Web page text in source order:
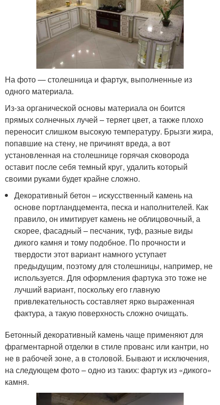
На фото — столешница и фартук, выполненные из
одного материала.
Из-за органической основы материала он боится
прямых солнечных лучей – теряет цвет, а также плохо
переносит слишком высокую температуру. Брызги жира,
попавшие на стену, не причинят вреда, а вот
установленная на столешнице горячая сковорода
оставит после себя темный круг, удалить который
своими руками будет крайне сложно.
Декоративный бетон – искусственный камень на
основе портландцемента, песка и наполнителей. Как
правило, он имитирует камень не облицовочный, а
скорее, фасадный – песчаник, туф, разные виды
дикого камня и тому подобное. По прочности и
твердости этот вариант намного уступает
предыдущим, поэтому для столешницы, например, не
используется. Для оформления фартука это тоже не
лучший вариант, поскольку его главную
привлекательность составляет ярко выраженная
фактура, а такую поверхность сложно очищать.
Бетонный декоративный камень чаще применяют для
фрагментарной отделки в стиле прованс или кантри, но
не в рабочей зоне, а в столовой. Бывают и исключения,
на следующем фото – одно из таких: фартук из «дикого»
камня.